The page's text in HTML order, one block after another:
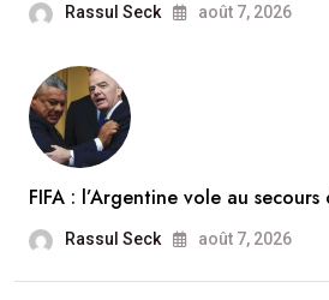
Rassul Seck août 7, 2026
FIFA : l’Argentine vole au secours
Rassul Seck août 7, 2026